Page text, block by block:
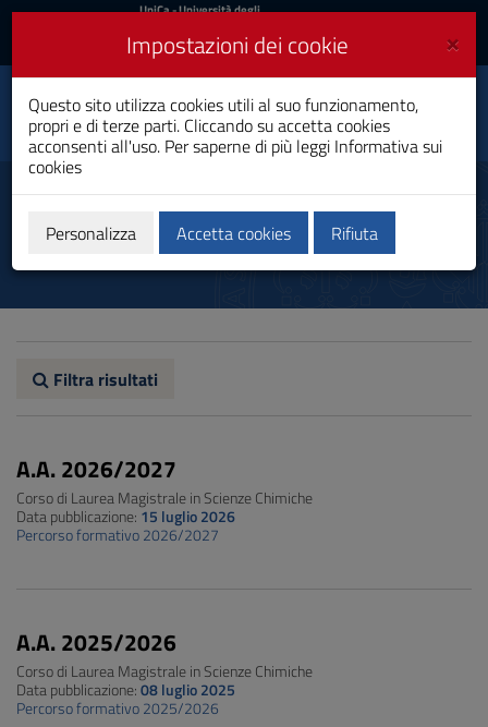
Vai
al
navigazione
sito
Footer
UniCa
Accedi
UniCa- Università degli
Accedi UniCA News
Toggle
navigation
Scienze Chimiche
Laurea Magistrale
Percorso formativo
Filtra risultati
A.A. 2026/2027
Corso di Laurea Magistrale in Scienze Chimiche
Data pubblicazione: 15 luglio 2026
Percorso formativo 2026/2027
A.A. 2025/2026
Corso di Laurea Magistrale in Scienze Chimiche
Data pubblicazione:08 luglio 2025
Percorso formativo 2025/2026
×
Impostazioni dei cookie
Questo sito utilizza cookies utili al suo funzionamento,
propri e di terze parti. Cliccando su accetta cookies
acconsenti all'uso. Per saperne di più leggi Informativa sui
cookies
Personalizza Accetta cookies Rifiuta